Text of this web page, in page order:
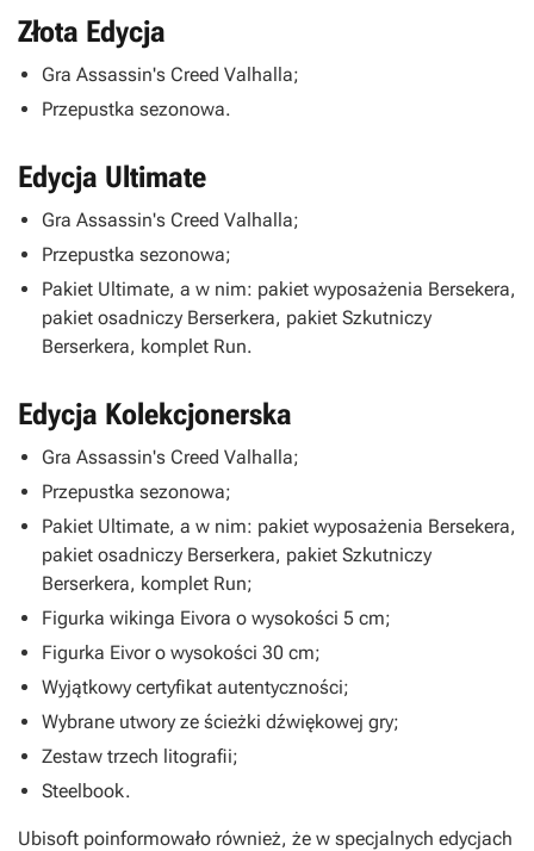
Złota Edycja
Gra Assassin's Creed Valhalla;
Przepustka sezonowa.
Edycja Ultimate
Gra Assassin's Creed Valhalla;
Przepustka sezonowa;
Pakiet Ultimate, a w nim: pakiet wyposażenia Bersekera,
pakiet osadniczy Berserkera, pakiet Szkutniczy
Berserkera, komplet Run.
Edycja Kolekcjonerska
Gra Assassin's Creed Valhalla;
Przepustka sezonowa;
Pakiet Ultimate, a w nim: pakiet wyposażenia Bersekera,
pakiet osadniczy Berserkera, pakiet Szkutniczy
Berserkera, komplet Run;
Figurka wikinga Eivora o wysokości 5 cm;
Figurka Eivor o wysokości 30 cm;
Wyjątkowy certyfikat autentyczności;
Wybrane utwory ze ścieżki dźwiękowej gry;
Zestaw trzech litografii;
Steelbook.
Ubisoft poinformowało również, że w specjalnych edycjach